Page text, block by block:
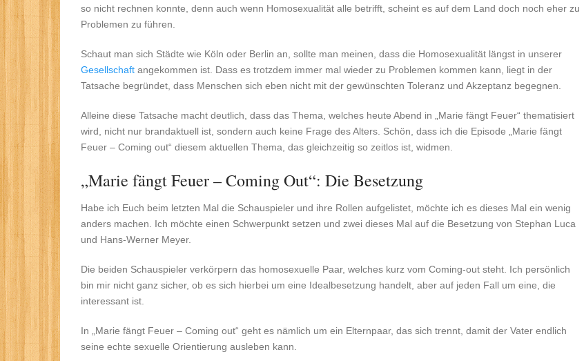
so nicht rechnen konnte, denn auch wenn Homosexualität alle betrifft, scheint es auf dem Land doch noch eher zu
Problemen zu führen.
Schaut man sich Städte wie Köln oder Berlin an, sollte man meinen, dass die Homosexualität längst in unserer
Gesellschaft angekommen ist. Dass es trotzdem immer mal wieder zu Problemen kommen kann, liegt in der
Tatsache begründet, dass Menschen sich eben nicht mit der gewünschten Toleranz und Akzeptanz begegnen.
Alleine diese Tatsache macht deutlich, dass das Thema, welches heute Abend in „Marie fängt Feuer“ thematisiert
wird, nicht nur brandaktuell ist, sondern auch keine Frage des Alters. Schön, dass ich die Episode „Marie fängt
Feuer – Coming out“ diesem aktuellen Thema, das gleichzeitig so zeitlos ist, widmen.
„Marie fängt Feuer – Coming Out“: Die Besetzung
Habe ich Euch beim letzten Mal die Schauspieler und ihre Rollen aufgelistet, möchte ich es dieses Mal ein wenig
anders machen. Ich möchte einen Schwerpunkt setzen und zwei dieses Mal auf die Besetzung von Stephan Luca
und Hans-Werner Meyer.
Die beiden Schauspieler verkörpern das homosexuelle Paar, welches kurz vom Coming-out steht. Ich persönlich
bin mir nicht ganz sicher, ob es sich hierbei um eine Idealbesetzung handelt, aber auf jeden Fall um eine, die
interessant ist.
In „Marie fängt Feuer – Coming out“ geht es nämlich um ein Elternpaar, das sich trennt, damit der Vater endlich
seine echte sexuelle Orientierung ausleben kann.